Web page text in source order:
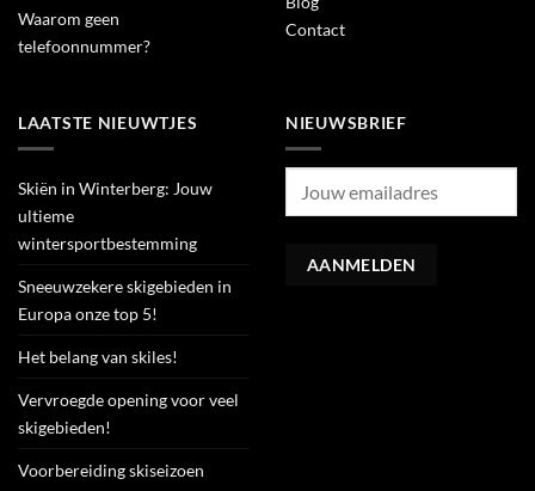
Waarom geen
telefoonnummer?
Contact
LAATSTE NIEUWTJES
Skiën in Winterberg: Jouw
ultieme
wintersportbestemming
Sneeuwzekere skigebieden in
Europa onze top 5!
Het belang van skiles!
Vervroegde opening voor veel
skigebieden!
Voorbereiding skiseizoen
NIEUWSBRIEF